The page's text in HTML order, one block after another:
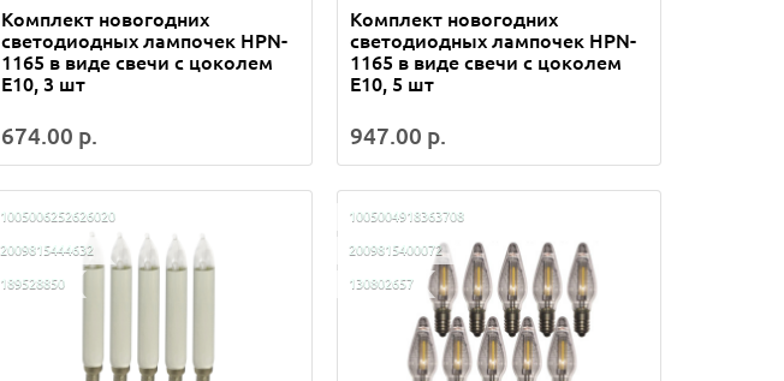
Комплект новогодних
светодиодных лампочек HPN-
1165 в виде свечи с цоколем
Е10, 3 шт
674.00 р.
Комплект новогодних
светодиодных лампочек HPN-
1165 в виде свечи с цоколем
Е10, 5 шт
947.00 р.
1005006252626020
2009815444632
189528850
1005004918363708
2009815400072
130802657